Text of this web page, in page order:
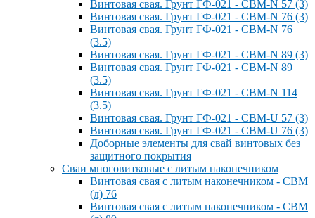
Винтовая свая. Грунт ГФ-021 - СВМ-N 57 (3)
Винтовая свая. Грунт ГФ-021 - СВМ-N 76 (3)
Винтовая свая. Грунт ГФ-021 - СВМ-N 76
(3.5)
Винтовая свая. Грунт ГФ-021 - СВМ-N 89 (3)
Винтовая свая. Грунт ГФ-021 - СВМ-N 89
(3.5)
Винтовая свая. Грунт ГФ-021 - СВМ-N 114
(3.5)
Винтовая свая. Грунт ГФ-021 - СВМ-U 57 (3)
Винтовая свая. Грунт ГФ-021 - СВМ-U 76 (3)
Доборные элементы для свай винтовых без
защитного покрытия
Сваи многовитковые с литым наконечником
Винтовая свая с литым наконечником - СВМ
(л) 76
Винтовая свая с литым наконечником - СВМ